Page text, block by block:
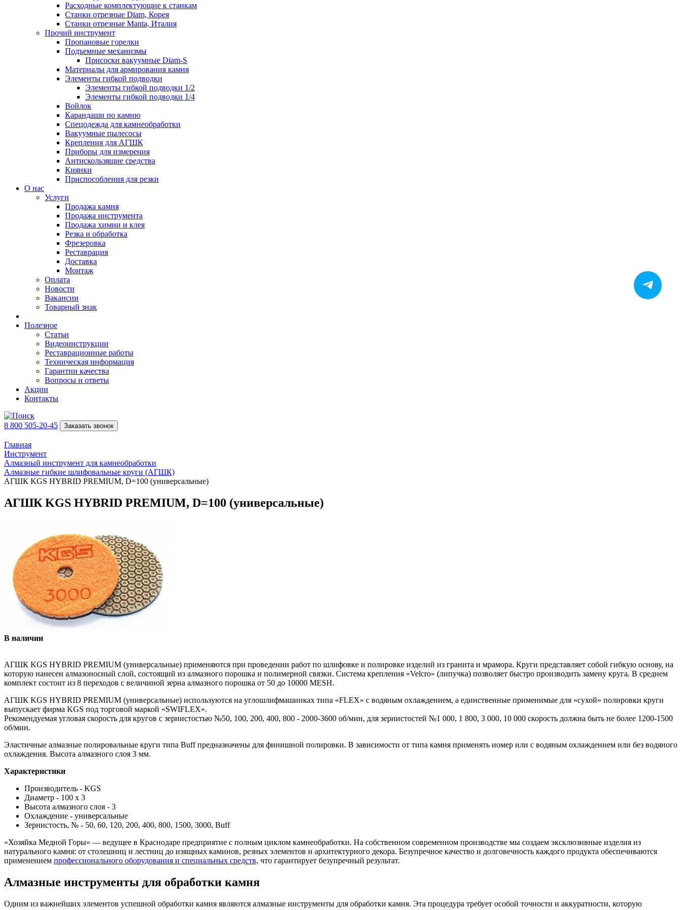
Расходные комплектующие к станкам
Станки отрезные Diam, Корея
Станки отрезные Manta, Италия
Прочий инструмент
Пропановые горелки
Подъeмные механизмы
Присоски вакуумные Diam-S
Материалы для армирования камня
Элементы гибкой подводки
Элементы гибкой подводки 1/2
Элементы гибкой подводки 1/4
Войлок
Карандаши по камню
Спецодежда для камнеобработки
Вакуумные пылесосы
Крепления для АГШК
Приборы для измерения
Антискользящие средства
Киянки
Приспособления для резки
О нас
Услуги
Продажа камня
Продажа инструмента
Продажа химии и клея
Резка и обработка
Фрезеровка
Реставрация
Доставка
Монтаж
Оплата
Новости
Вакансии
Товарный знак
Полезное
Статьи
Видеоинструкции
Реставрационные работы
Техническая информация
Гарантии качества
Вопросы и ответы
Акции
Контакты
8 800 505-20-45 Заказать звонок
Главная
Инструмент
Алмазный инструмент для камнеобработки
Алмазные гибкие шлифовальные круги (АГШК)
АГШК KGS HYBRID PREMIUM, D=100 (универсальные)
АГШК KGS HYBRID PREMIUM, D=100 (универсальные)
В наличии
АГШК KGS HYBRID PREMIUM (универсальные) применяются при проведении работ по шлифовке и полировке изделий из гранита и мрамора. Круги представляет собой гибкую основу, на
которую нанесен алмазоносный слой, состоящий из алмазного порошка и полимерной связки. Система крепления «Velcro» (липучка) позволяет быстро производить замену круга. В среднем
комплект состоит из 8 переходов с величиной зерна алмазного порошка от 50 до 10000 MESH.
АГШК KGS HYBRID PREMIUM (универсальные) используются на углошлифмашинках типа «FLEX» с водяным охлаждением, а единственные применимые для «сухой» полировки круги
выпускает фирма KGS под торговой маркой «SWIFLEX».
Рекомендуемая угловая скорость для кругов с зернистостью №50, 100, 200, 400, 800 - 2000-3600 об/мин, для зернистостей №1 000, 1 800, 3 000, 10 000 скорость должна быть не более 1200-1500
об/мин.
Эластичные алмазные полировальные круги типа Buff предназначены для финишной полировки. В зависимости от типа камня применять номер или с водяным охлаждением или без водяного
охлаждения. Высота алмазного слоя 3 мм.
Характеристики
Производитель - KGS
Диаметр - 100 х 3
Высота алмазного слоя - 3
Охлаждение - универсальные
Зернистость, № - 50, 60, 120, 200, 400, 800, 1500, 3000, Buff
«Хозяйка Медной Горы» — ведущее в Краснодаре предприятие с полным циклом камнеобработки. На собственном современном производстве мы создаем эксклюзивные изделия из
натурального камня: от столешниц и лестниц до изящных каминов, резных элементов и архитектурного декора. Безупречное качество и долговечность каждого продукта обеспечиваются
применением профессионального оборудования и специальных средств, что гарантирует безупречный результат.
Алмазные инструменты для обработки камня
Одним из важнейших элементов успешной обработки камня являются алмазные инструменты для обработки камня. Эта процедура требует особой точности и аккуратности, которую